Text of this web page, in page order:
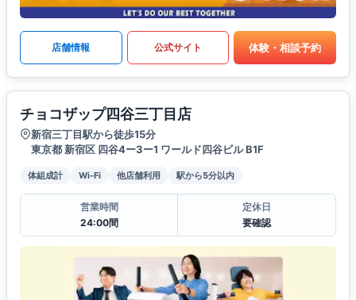
店舗情報 公式サイト 体験・相談予約
チョコザップ四谷三丁目店
新宿三丁目駅から徒歩15分
東京都 新宿区 四谷4ー3ー1 ワールド四谷ビル B1F
体組成計 Wi-Fi 他店舗利用 駅から5分以内
営業時間
24:00間
定休日
要確認